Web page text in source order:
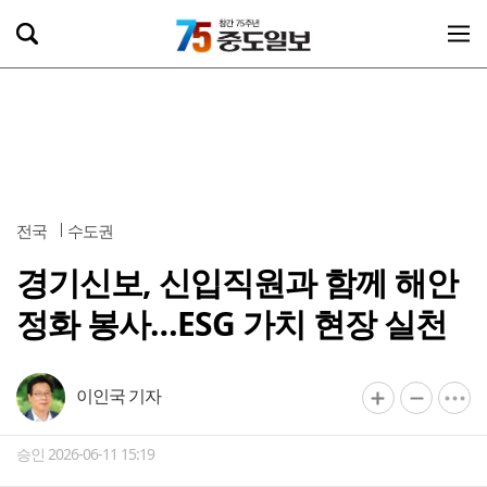
전국 수도권
경기신보, 신입직원과 함께 해안
정화 봉사…ESG 가치 현장 실천
이인국 기자
승인 2026-06-11 15:19